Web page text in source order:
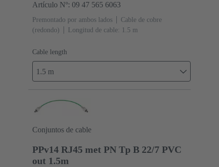
Artículo Nº: 09 47 565 6063
Premontado por ambos lados
Cable de cobre
(redondo)
Longitud de cable: 1.5 m
Cable length
1.5 m
Conjuntos de cable
PPv14 RJ45 met PN Tp B 22/7 PVC
out 1.5m